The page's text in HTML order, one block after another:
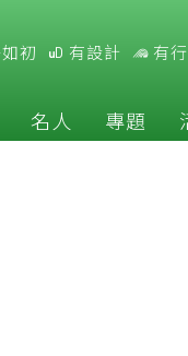
初 有設計 有
名人 專題